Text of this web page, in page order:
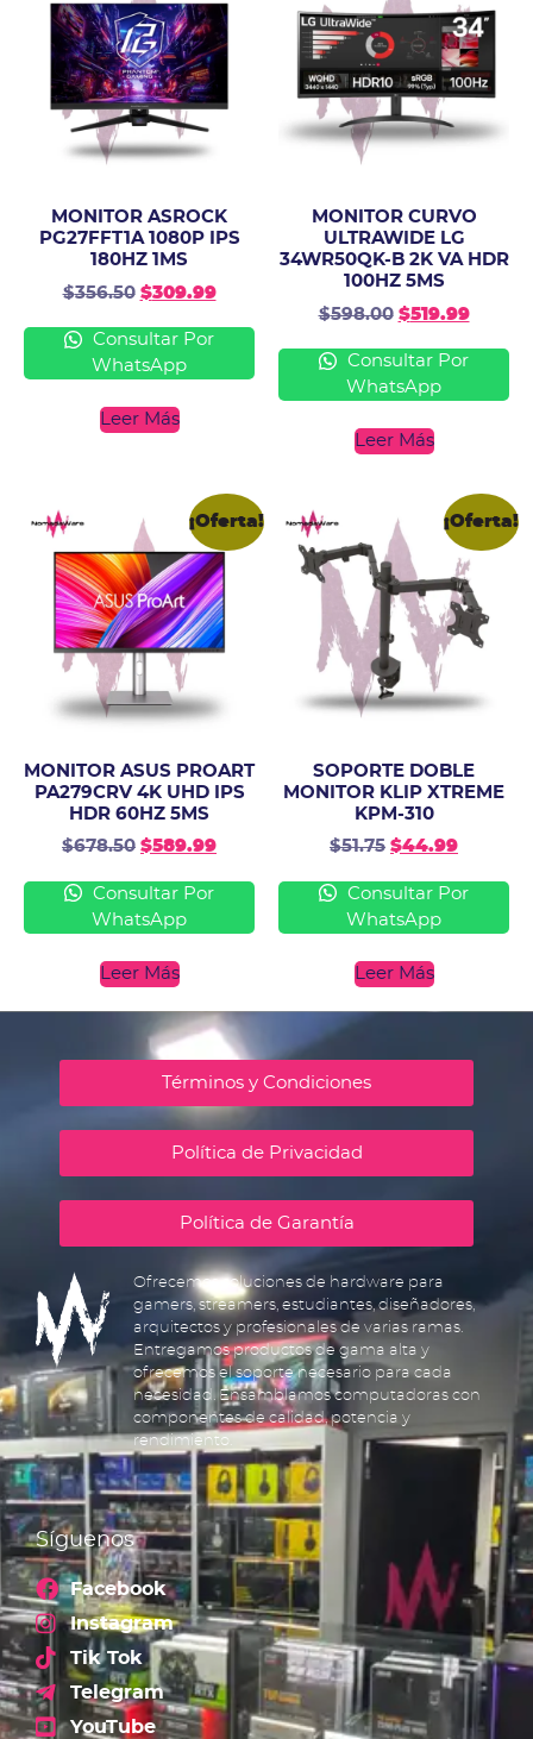
MONITOR ASROCK
PG27FFT1A 1080P IPS
180HZ 1MS
$356.50 $309.99
Consultar Por
WhatsApp
Leer Más
MONITOR CURVO
ULTRAWIDE LG
34WR50QK-B 2K VA HDR
100HZ 5MS
$598.00 $519.99
Consultar Por
WhatsApp
Leer Más
¡Oferta!
MONITOR ASUS PROART
PA279CRV 4K UHD IPS
HDR 60HZ 5MS
$678.50 $589.99
Consultar Por
WhatsApp
Leer Más
¡Oferta!
SOPORTE DOBLE
MONITOR KLIP XTREME
KPM-310
$51.75 $44.99
Consultar Por
WhatsApp
Leer Más
Términos y Condiciones
Política de Privacidad
Política de Garantía
Ofrecemos soluciones de hardware para
gamers, streamers, estudiantes, diseñadores,
arquitectos y profesionales de varias ramas.
Entregamos productos de gama alta y
ofrecemos el soporte necesario para cada
necesidad. Ensamblamos computadoras con
componentes de calidad, potencia y
rendimiento.
Síguenos
Facebook
Instagram
Tik Tok
Telegram
YouTube